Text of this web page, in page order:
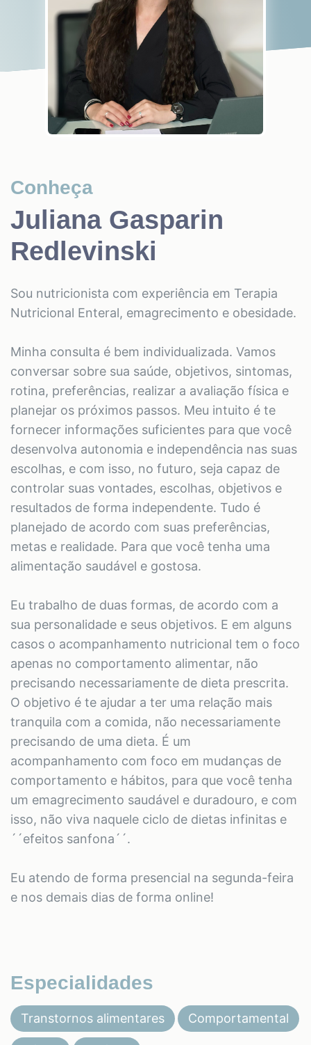
Conheça
Juliana Gasparin
Redlevinski
Sou nutricionista com experiência em Terapia
Nutricional Enteral, emagrecimento e obesidade.
Minha consulta é bem individualizada. Vamos
conversar sobre sua saúde, objetivos, sintomas,
rotina, preferências, realizar a avaliação física e
planejar os próximos passos. Meu intuito é te
fornecer informações suficientes para que você
desenvolva autonomia e independência nas suas
escolhas, e com isso, no futuro, seja capaz de
controlar suas vontades, escolhas, objetivos e
resultados de forma independente. Tudo é
planejado de acordo com suas preferências,
metas e realidade. Para que você tenha uma
alimentação saudável e gostosa.
Eu trabalho de duas formas, de acordo com a
sua personalidade e seus objetivos. E em alguns
casos o acompanhamento nutricional tem o foco
apenas no comportamento alimentar, não
precisando necessariamente de dieta prescrita.
O objetivo é te ajudar a ter uma relação mais
tranquila com a comida, não necessariamente
precisando de uma dieta. É um
acompanhamento com foco em mudanças de
comportamento e hábitos, para que você tenha
um emagrecimento saudável e duradouro, e com
isso, não viva naquele ciclo de dietas infinitas e
´´efeitos sanfona´´.
Eu atendo de forma presencial na segunda-feira
e nos demais dias de forma online!
Especialidades
Transtornos alimentares Comportamental